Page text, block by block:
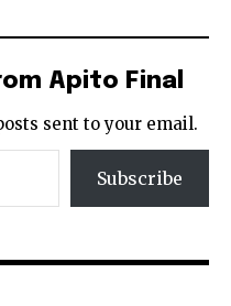
Apito Final
sent to your email.
Subscribe